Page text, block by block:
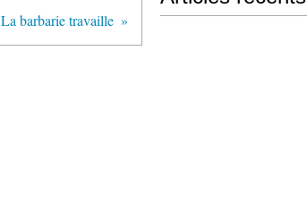
La barbarie travaille